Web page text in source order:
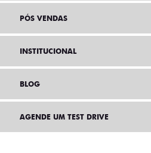
PÓS VENDAS
INSTITUCIONAL
BLOG
AGENDE UM TEST DRIVE